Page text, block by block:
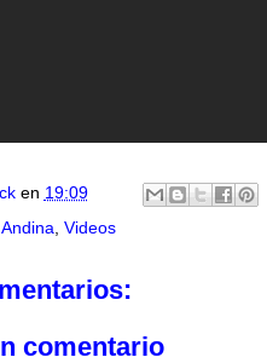
en 19:09
Videos
comentario